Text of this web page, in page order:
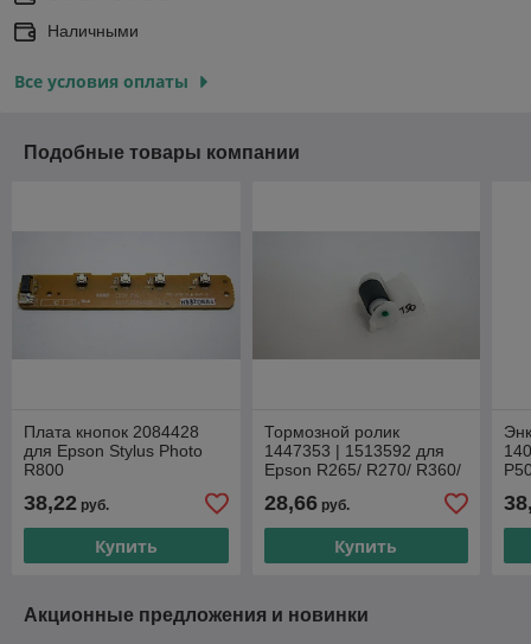
Наличными
Все условия оплаты
Подобные товары компании
Плата кнопок 2084428
для Epson Stylus Photo
R800
38,22 руб.
Купить
Тормозной ролик
1447353 | 1513592 для
Epson R265/ R270/ R360/
R390/ R285/ R290/ R295/
P50/ T50/ T59/ L800/
28,66руб.
Купить
Акционные предложения и новинки